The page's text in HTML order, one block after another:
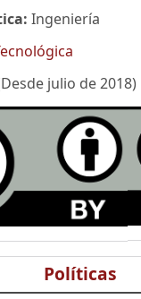
Ingeniería
julio de 2018)
Políticas